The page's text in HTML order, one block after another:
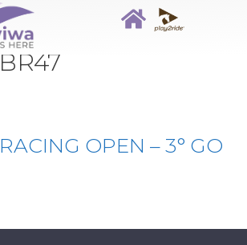
BR47
OPEN – 3° GO